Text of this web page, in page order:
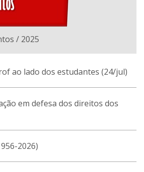
/ 2025
ao lado dos estudantes (24/jul)
em defesa dos direitos dos
2026)